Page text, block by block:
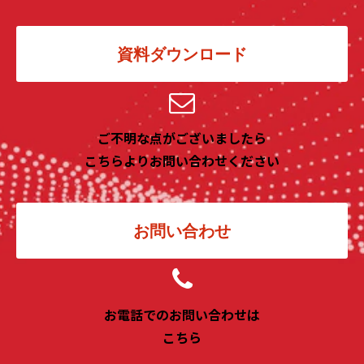
資料ダウンロード
ご不明な点がございましたら
こちらよりお問い合わせください
お問い合わせ
お電話でのお問い合わせは
こちら